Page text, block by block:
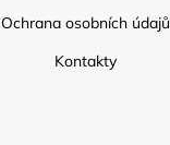
Ochrana osobních údajů
Kontakty